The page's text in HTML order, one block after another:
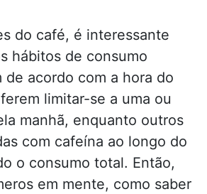
do café, é interessante
hábitos de consumo
de acordo com a hora do
limitar-se a uma ou
manhã, enquanto outros
com cafeína ao longo do
o consumo total. Então,
em mente, como saber